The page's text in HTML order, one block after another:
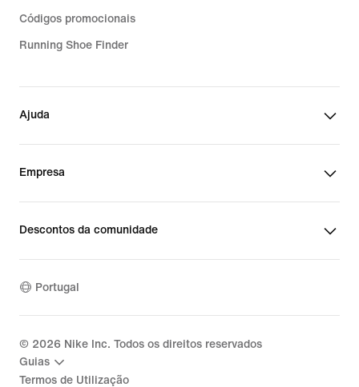
Códigos promocionais
Running Shoe Finder
Ajuda
Empresa
Descontos da comunidade
Portugal
© 2026 Nike Inc. Todos os direitos reservados
Guias
Termos de Utilização